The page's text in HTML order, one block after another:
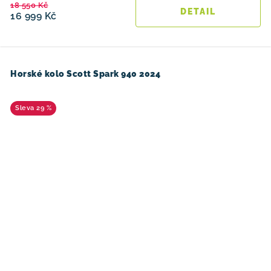
16 999 Kč
18 550 Kč
Horské kolo Scott Spark 940 2024
29 %